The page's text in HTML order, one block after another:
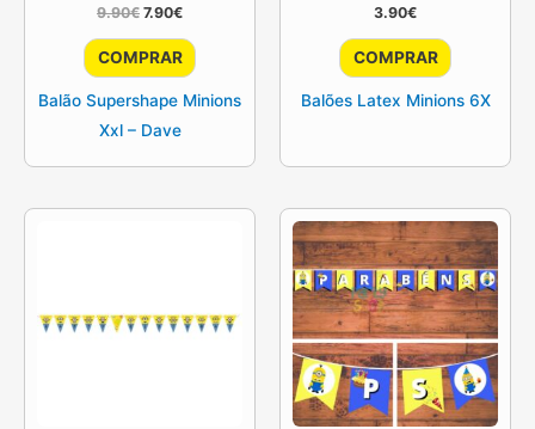
9.90€ O
original
era:
7.90€O
atual
é:
COMPRAR
Balão Supershape Minions
Xxl – Dave
3.90€
COMPRAR
Balões Latex Minions 6X